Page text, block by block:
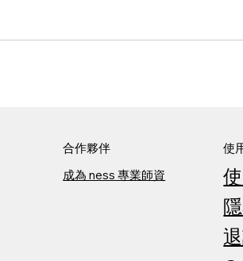
合作夥伴
成為 ness 專業師資
使